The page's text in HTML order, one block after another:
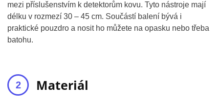
mezi příslušenstvím k detektorům kovu. Tyto nástroje mají
délku v rozmezí 30 – 45 cm. Součástí balení bývá i
praktické pouzdro a nosit ho můžete na opasku nebo třeba
batohu.
Materiál